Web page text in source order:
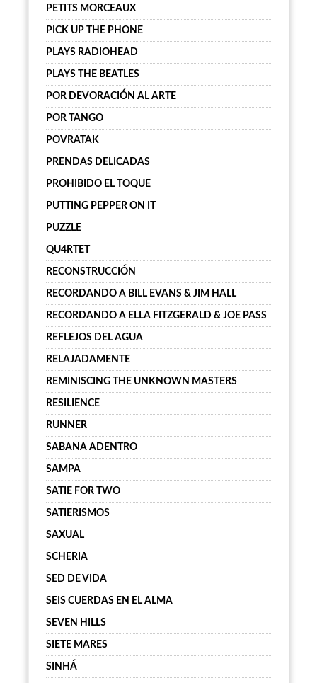
PETITS MORCEAUX
PICK UP THE PHONE
PLAYS RADIOHEAD
PLAYS THE BEATLES
POR DEVORACIÓN AL ARTE
POR TANGO
POVRATAK
PRENDAS DELICADAS
PROHIBIDO EL TOQUE
PUTTING PEPPER ON IT
PUZZLE
QU4RTET
RECONSTRUCCIÓN
RECORDANDO A BILL EVANS & JIM HALL
RECORDANDO A ELLA FITZGERALD & JOE PASS
REFLEJOS DEL AGUA
RELAJADAMENTE
REMINISCING THE UNKNOWN MASTERS
RESILIENCE
RUNNER
SABANA ADENTRO
SAMPA
SATIE FOR TWO
SATIERISMOS
SAXUAL
SCHERIA
SED DE VIDA
SEIS CUERDAS EN EL ALMA
SEVEN HILLS
SIETE MARES
SINHÁ